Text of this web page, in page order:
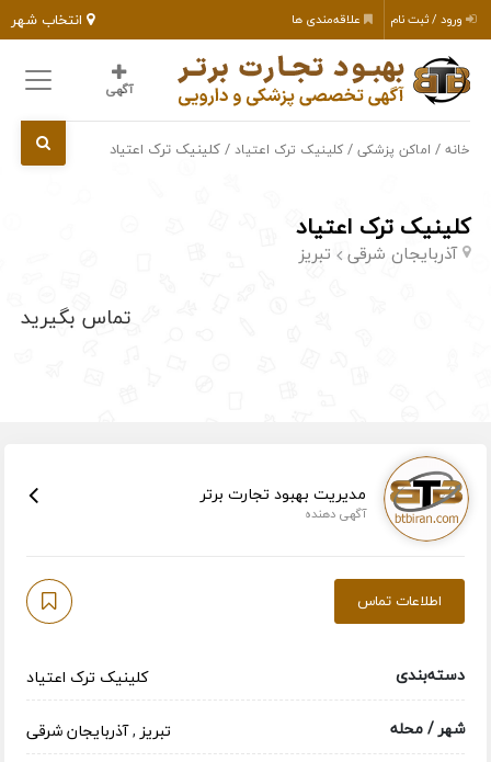
انتخاب شهر ورود / ثبت نام علاقه‌مندی ها
آگهی
خانه / اماکن پزشکی /کلینیک ترک اعتیاد / کلینیک ترک اعتیاد
کلینیک ترک اعتیاد
آذربایجان شرقی تبریز
تماس بگیرید
مدیریت بهبود تجارت برتر
آگهی دهنده
اطلاعات تماس
دسته‌بندی
کلینیک ترک اعتیاد
شهر / محله
تبریز,آذربایجان شرقی